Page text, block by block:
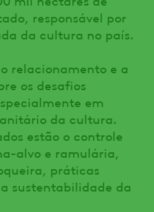
responsável por
da cultura no país.
relacionamento e a
os desafios
em
da cultura.
estão o controle
alvo e ramulária,
práticas
sustentabilidade da